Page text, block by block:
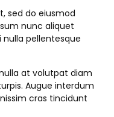
sed do eiusmod
nunc aliquet
pellentesque
at volutpat diam
Augue interdum
cras tincidunt